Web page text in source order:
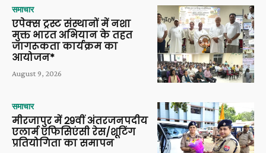
समाचार
एपेक्स ट्रस्ट संस्थानों में नशा
मुक्त भारत अभियान के तहत
जागरूकता कार्यक्रम का
आयोजन*
August 9, 2026
समाचार
मीरजापुर में 29वीं अंतरजनपदीय
एलार्म एफिसिएंसी रेस/शूटिंग
प्रतियोगिता का समापन